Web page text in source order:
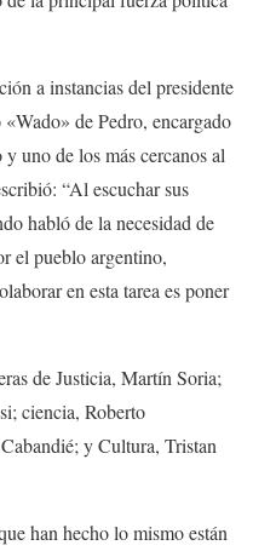
a instancias del presidente
de Pedro, encargado
uno de los más cercanos al
“Al escuchar sus
habló de la necesidad de
el pueblo argentino,
en esta tarea es poner
de Justicia, Martín Soria;
ciencia, Roberto
y Cultura, Tristan
han hecho lo mismo están